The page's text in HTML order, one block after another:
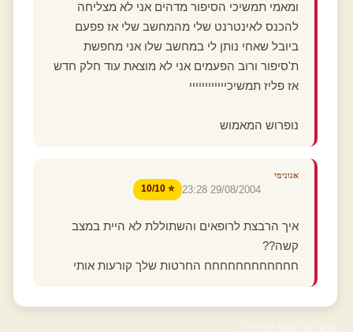
ומאמי תמשיכי הסיפור מדהים אני לא מצליחה
להכנס לאינטרנט שלי מהמחשב שלי אז פפעם
ביובל שאחי נותן לי במחשב שלו אני מחפשת
ת'סיפור ורוב הפעמים אני לא מוצאת עוד חלק חדש
אז פליז תמשיכיייייייייייי
נופרוש המאמוש
אנונימי
29/08/2004 23:28
⭐ 10/10
איך הרבצת לרופאים והשתוללת לא היית במצב
קשה??
חחחחחחחחחחחח החרטות שלך קורעות אותי
הבא: אני ואחי חלק ה'...